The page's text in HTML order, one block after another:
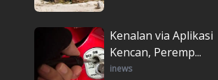
Kenalan via Aplikasi
Kencan, Peremp...
inews